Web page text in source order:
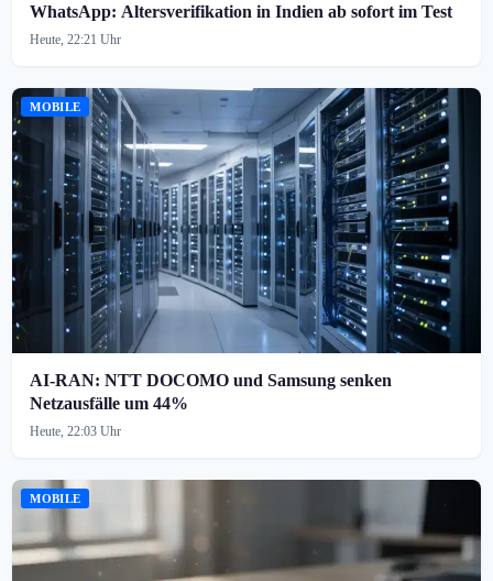
WhatsApp: Altersverifikation in Indien ab sofort im Test
Heute, 22:21 Uhr
MOBILE
AI-RAN: NTT DOCOMO und Samsung senken
Netzausfälle um 44%
Heute, 22:03 Uhr
MOBILE